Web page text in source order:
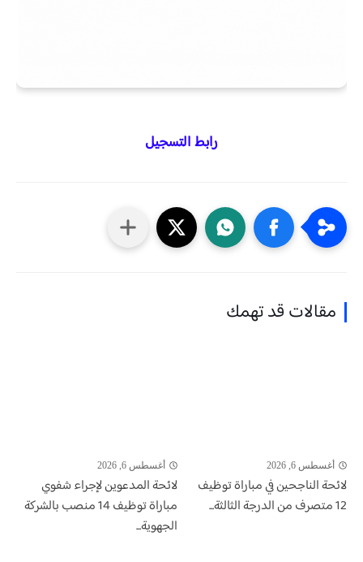
رابط التسجيل
مقالات قد تهمك
أغسطس 6, 2026
لائحة الناجحين في مباراة توظيف
12 متصرف من الدرجة الثالثة...
أغسطس 6, 2026
لائحة المدعوين لإجراء شفوي
مباراة توظيف 14 منصب بالشركة
الجهوية...